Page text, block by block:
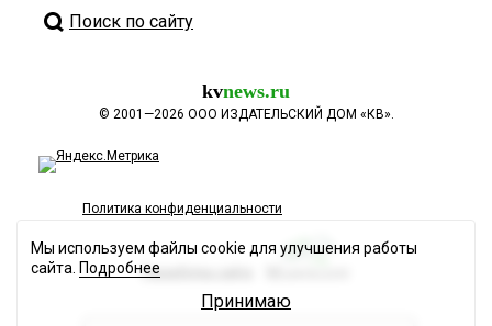
Поиск по сайту
kvnews.ru
© 2001—2026 ООО ИЗДАТЕЛЬСКИЙ ДОМ «КВ».
Политика конфиденциальности
Разработка сайта
Мы используем файлы cookie для улучшения работы
сайта. Подробнее
Принимаю